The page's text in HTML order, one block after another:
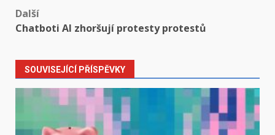
Další
Chatboti AI zhoršují protesty protestů
SOUVISEJÍCÍ PŘÍSPĚVKY